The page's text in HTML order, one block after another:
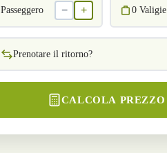
Passeggero − + 0 Valigie
Prenotare il ritorno?
CALCOLA PREZZO